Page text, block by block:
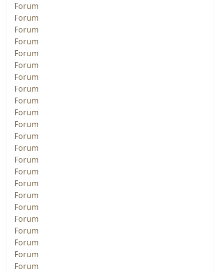
Forum
Forum
Forum
Forum
Forum
Forum
Forum
Forum
Forum
Forum
Forum
Forum
Forum
Forum
Forum
Forum
Forum
Forum
Forum
Forum
Forum
Forum
Forum